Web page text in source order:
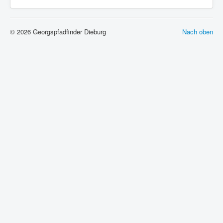
Nach oben
© 2026 Georgspfadfinder Dieburg